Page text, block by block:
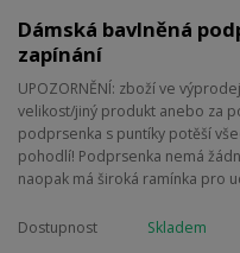
Dámská bavlněná
zapínání
UPOZORNĚNÍ: zboží ve
velikost/jiný produkt anebo za
podprsenka s puntíky potěší
pohodlí! Podprsenka nemá
naopak má široká ramínka pro
Dostupnost
Skladem